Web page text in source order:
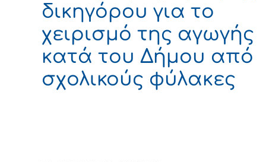
δικηγόρου για το
χειρισμό της αγωγής
κατά του Δήμου από
σχολικούς φύλακες